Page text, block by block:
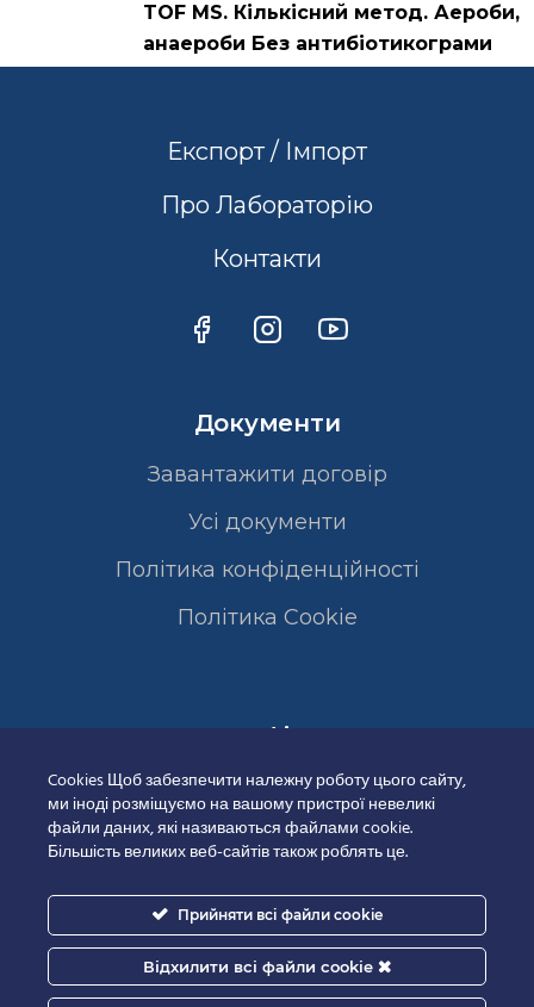
TOF MS. Кількісний метод. Аероби,
анаероби Без антибіотикограми
Експорт / Імпорт
Про Лабораторію
Контакти
Документи
Завантажити договір
Усі документи
Політика конфіденційності
Полiтика Cookie
Сертифікати
Cookies Щоб забезпечити належну роботу цього сайту,
ми іноді розміщуємо на вашому пристрої невеликі
файли даних, які називаються файлами cookie.
Більшість великих веб-сайтів також роблять це.
Прийняти всі файли cookie
Відхилити всі файли cookie